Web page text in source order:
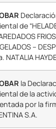
de
–
NATALIA
la
de la
por la
S.A.